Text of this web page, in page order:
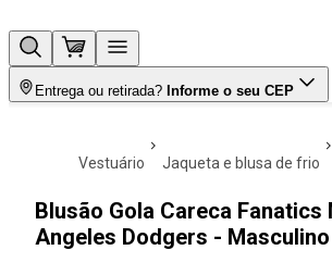
Entrega ou retirada? Informe o seu CEP
vestuário jaqueta e blusa de frio
Blusão Gola Careca Fanatics
Angeles Dodgers - Masculino